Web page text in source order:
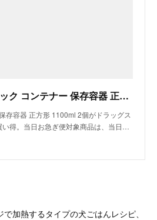
Amazon | ジップロック コンテナー 保存容器 正方形 1100ml 2個 | ジップロック | ドラッグストア
存容器 正方形 1100ml 2個がドラッグス
い得。当日お急ぎ便対象商品は、当日…
加熱するタイプの犬ごはんレシピ、